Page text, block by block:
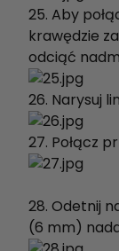
25. Aby
krawędzie
odciąć
26. Narysuj
27. Połącz
28. Odetnij
(6 mm)